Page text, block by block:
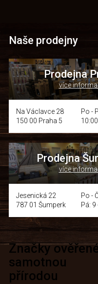
Naše prodejny
Prodejna
více
Na Václavce 28
150 00 Praha 5
Po -
Prodejna
více
Jesenická 22
787 01 Šumperk
Po -
Pá: 9
Značky
samotnou
přírodou